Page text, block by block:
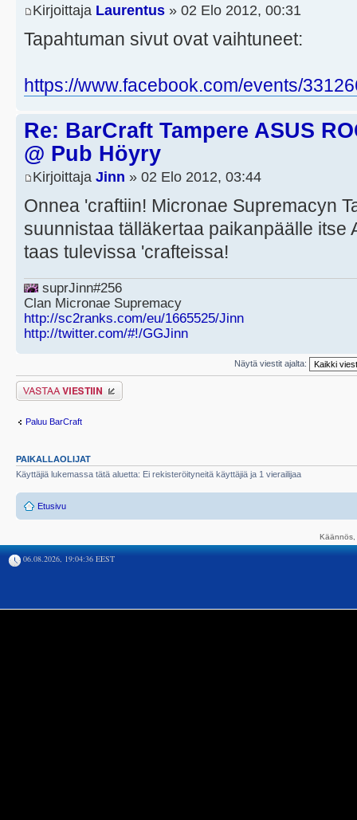
Kirjoittaja Laurentus » 02 Elo 2012, 00:31
Tapahtuman sivut ovat vaihtuneet:
https://www.facebook.com/events/
Re: BarCraft Tampere ASUS
@ Pub Höyry
Kirjoittaja Jinn » 02 Elo 2012, 03:44
Onnea 'craftiin! Micronae Supremacyn
suunnistaa tälläkertaa paikanpäälle itse
taas tulevissa 'crafteissa!
suprJinn#256
Clan Micronae Supremacy
http://sc2ranks.com/eu/1665525/Jinn
http://twitter.com/#!/GGJinn
Näytä viestit ajalta:
Lähetä vastaus
Paluu BarCraft
PAIKALLAOLIJAT
Käyttäjiä lukemassa tätä aluetta: Ei rekisteröityneitä käyttäjiä ja 1 vierailijaa
Etusivu
06.08.2026, 19:04:36 EEST